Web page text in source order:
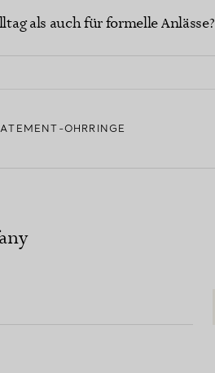
als auch für formelle Anlässe?
OHRRINGE